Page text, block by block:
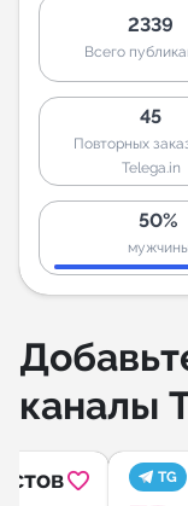
2339
Всего
45
Повторных
Telega.in
50%
каналы
TG